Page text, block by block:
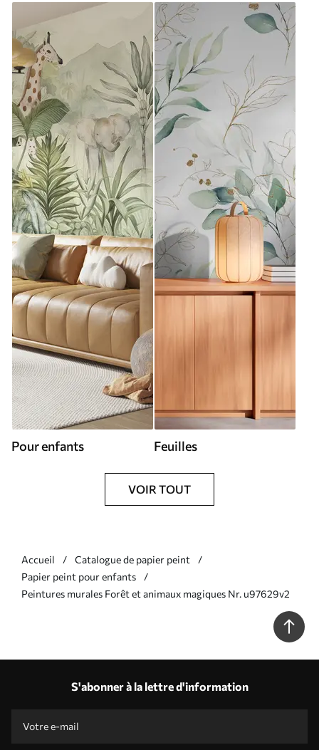
Pour enfants Feuilles
VOIR TOUT
Accueil
Catalogue de papier peint
Papier peint pour enfants
Peintures murales Forêt et animaux magiques Nr. u97629v2
S'abonner à la lettre d'information